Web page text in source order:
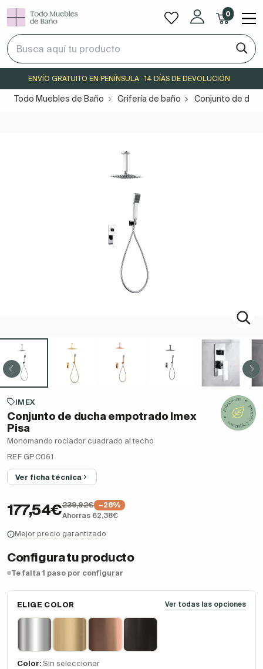
0
ENVÍO GRATUITO EN PENÍNSULA · 14 DÍAS DE DEVOLUCIÓN
Todo Muebles de Baño Grifería de baño Conjunto de
IMEX
Conjunto de ducha empotrado Imex
Pisa
Monomando rociador cuadrado al techo
REF GPC061
Ver ficha técnica
177,54€239,92€
−26%
Ahorras 62,38€
Mejor precio garantizado
Configura tu producto
Te falta 1 paso por configurar
ELIGE COLOR Ver todas las opciones
Color: Sin seleccionar